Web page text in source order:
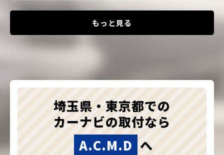
もっと見る
埼玉県・東京都での
カーナビの取付なら
A.C.M.D へ